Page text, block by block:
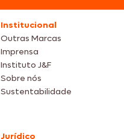
Institucional
Outras Marcas
Imprensa
Instituto J&F
Sobre nós
Sustentabilidade
Jurídico